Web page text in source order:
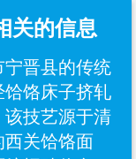
关的信息
晋县的传统
饹床子挤轧
该技艺源于清
西关饸饹面